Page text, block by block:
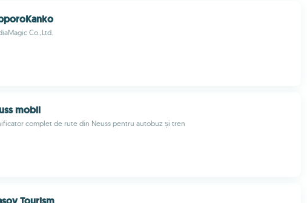
Co.,Ltd.
mobil
complet de rute din Neuss pentru autobuz și tren